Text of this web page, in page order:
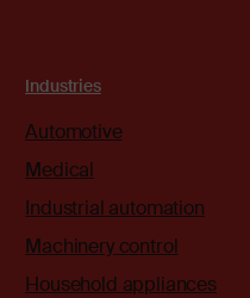
Industries
Automotive
Medical
Industrial automation
Machinery control
Household appliances